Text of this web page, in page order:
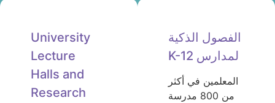
الفصول الذكية
لمدارس K-12
المعلمين في أكثر
من 800 مدرسة
University
Lecture
Halls and
Research